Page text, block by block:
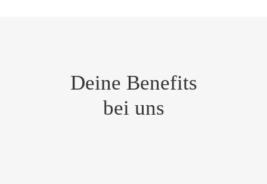
Deine Benefits
bei uns